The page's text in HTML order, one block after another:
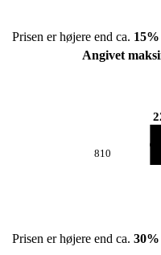
Prisen er højere end ca. 15%
Angivet
810
Prisen er højere end ca. 30%